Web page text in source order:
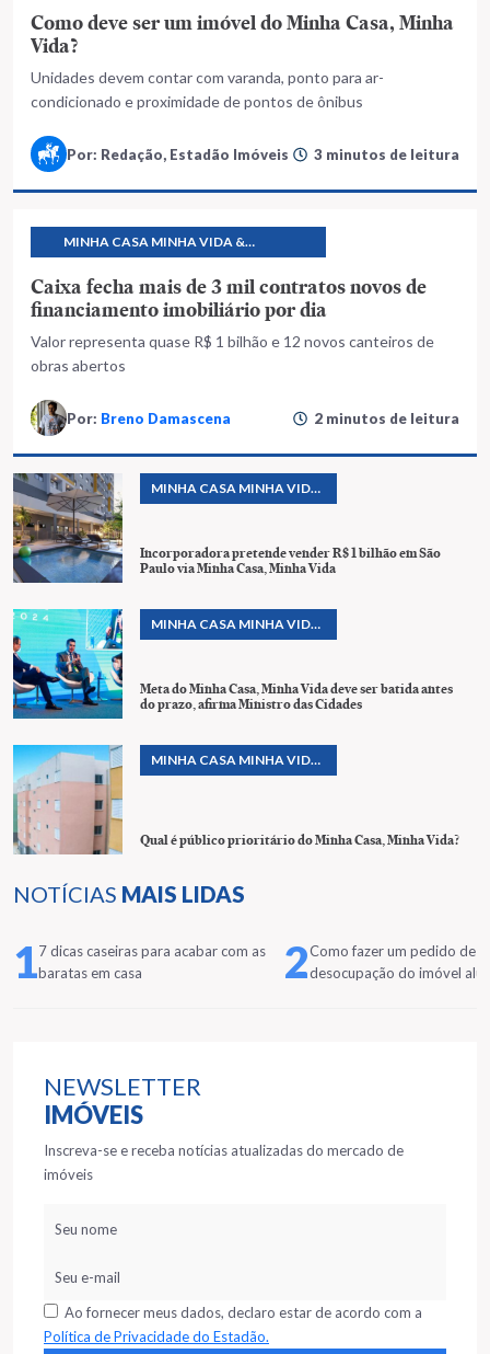
NOTÍCIAS MAIS LIDAS
17 dicas caseiras para acabar com as
baratas em casa
2Como fazer um pedido de
desocupação do imóvel
NEWSLETTER
IMÓVEIS
Inscreva-se e receba notícias atualizadas do mercado de
imóveis
Ao fornecer meus dados, declaro estar de acordo com a
Política de Privacidade do Estadão.
Como deve ser um imóvel do Minha Casa, Minha
Vida?
Unidades devem contar com varanda, ponto para ar-
condicionado e proximidade de pontos de ônibus
Por: Redação, Estadão Imóveis 3 minutos de leitura
MINHA CASA MINHA VIDA &
Caixa fecha mais de 3 mil contratos novos de
financiamento imobiliário por dia
Valor representa quase R$ 1 bilhão e 12 novos canteiros de
obras abertos
Por: Breno Damascena 2 minutos de leitura
MINHA CASA MINHA VIDA
HABITACIONAIS
Incorporadora pretende vender R$ 1 bilhão em São
Paulo via Minha Casa, Minha Vida
MINHA CASA MINHA VIDA
HABITACIONAIS
Meta do Minha Casa, Minha Vida deve ser batida antes
do prazo, afirma Ministro das Cidades
MINHA CASA MINHA VIDA
Qual é público prioritário do Minha Casa, Minha Vida?